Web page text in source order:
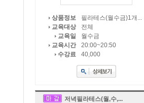
상품정보
필라테스(월수금)1개...
교육대상
전체
교육일
월수금
교육시간
20:00~20:50
수강료
40,000
저녁필라테스(월,수,...